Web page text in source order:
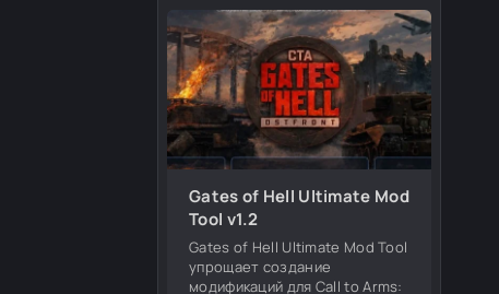
добавляет новую игровую
фракцию, уникальные
подразделения, героев,
Gates of Hell Ultimate Mod
Tool v1.2
Gates of Hell Ultimate Mod Tool
упрощает создание
модификаций для Call to Arms: